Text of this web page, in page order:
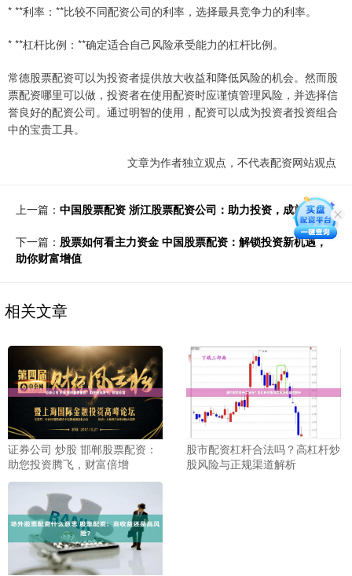
* **利率：**比较不同配资公司的利率，选择最具竞争力的利率。
* **杠杆比例：**确定适合自己风险承受能力的杠杆比例。
常德股票配资可以为投资者提供放大收益和降低风险的机会。然而股
票配资哪里可以做，投资者在使用配资时应谨慎管理风险，并选择信
誉良好的配资公司。通过明智的使用，配资可以成为投资者投资组合
中的宝贵工具。
文章为作者独立观点，不代表配资网站观点
上一篇： 中国股票配资 浙江股票配资公司：助力投资，成就财富
下一篇： 股票如何看主力资金 中国股票配资：解锁投资新机遇，
助你财富增值
相关文章
证券公司 炒股 邯郸股票配资：
助您投资腾飞，财富倍增
股市配资杠杆合法吗？高杠杆炒
股风险与正规渠道解析